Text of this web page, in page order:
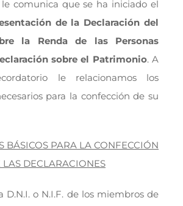
le comunica que se ha iniciado el
de la Declaración del
la Renda de las Personas
sobre el Patrimonio. A
le relacionamos los
para la confección de su
BÁSICOS PARA LA CONFECCIÓN
LAS DECLARACIONES
D.N.I. o N.I.F. de los miembros de